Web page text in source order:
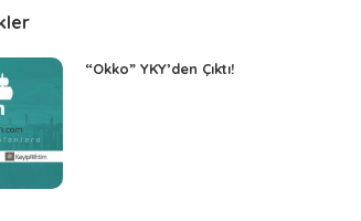
“Okko” YKY’den Çıktı!